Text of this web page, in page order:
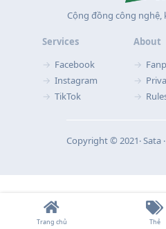
Cộng đồng công nghệ,
Services
Facebook
Instagram
TikTok
About
Copyright © 2021‧ Sata
Trang chủ Thẻ